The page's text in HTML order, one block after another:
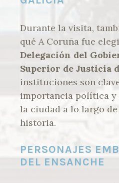
Durante la visita,
qué A Coruña fue
Delegación del
Superior de Justicia
instituciones son
importancia política y
la ciudad a lo largo
historia.
PERSONAJES
DEL ENSANCHE